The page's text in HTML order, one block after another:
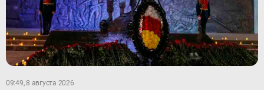
09:49, 8 августа 2026